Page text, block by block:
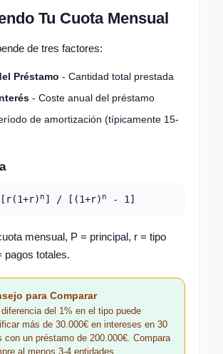
Tu Cuota Mensual
de tres factores:
Préstamo - Cantidad total prestada
- Coste anual del préstamo
de amortización (típicamente 15-
[r(1+r) n ] / [(1+r) n - 1]
mensual, P = principal, r = tipo
pagos totales.
para Comparar
diferencia del 1% en el tipo puede
más de 30.000€ en intereses en 30
con un préstamo de 200.000€. Compara
al menos 3-4 entidades.